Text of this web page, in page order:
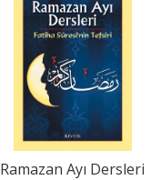
Ramazan Ayı Dersleri